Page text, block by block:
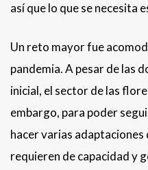
así que lo que se necesita
Un reto mayor fue
pandemia. A pesar de las
inicial, el sector de las
embargo, para poder
hacer varias
requieren de capacidad y